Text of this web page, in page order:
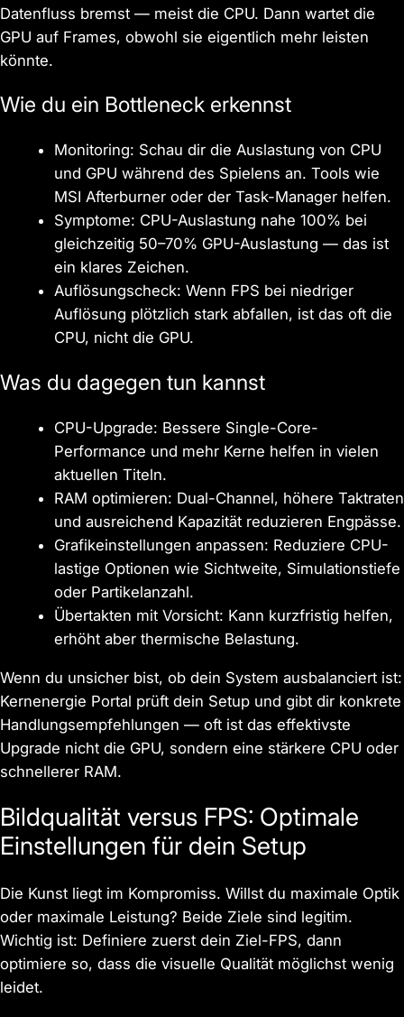
Datenfluss bremst — meist die CPU. Dann wartet die
GPU auf Frames, obwohl sie eigentlich mehr leisten
könnte.
Wie du ein Bottleneck erkennst
Monitoring: Schau dir die Auslastung von CPU
und GPU während des Spielens an. Tools wie
MSI Afterburner oder der Task-Manager helfen.
Symptome: CPU-Auslastung nahe 100% bei
gleichzeitig 50–70% GPU-Auslastung — das ist
ein klares Zeichen.
Auflösungscheck: Wenn FPS bei niedriger
Auflösung plötzlich stark abfallen, ist das oft die
CPU, nicht die GPU.
Was du dagegen tun kannst
CPU-Upgrade: Bessere Single-Core-
Performance und mehr Kerne helfen in vielen
aktuellen Titeln.
RAM optimieren: Dual-Channel, höhere Taktraten
und ausreichend Kapazität reduzieren Engpässe.
Grafikeinstellungen anpassen: Reduziere CPU-
lastige Optionen wie Sichtweite, Simulationstiefe
oder Partikelanzahl.
Übertakten mit Vorsicht: Kann kurzfristig helfen,
erhöht aber thermische Belastung.
Wenn du unsicher bist, ob dein System ausbalanciert ist:
Kernenergie Portal prüft dein Setup und gibt dir konkrete
Handlungsempfehlungen — oft ist das effektivste
Upgrade nicht die GPU, sondern eine stärkere CPU oder
schnellerer RAM.
Bildqualität versus FPS: Optimale
Einstellungen für dein Setup
Die Kunst liegt im Kompromiss. Willst du maximale Optik
oder maximale Leistung? Beide Ziele sind legitim.
Wichtig ist: Definiere zuerst dein Ziel-FPS, dann
optimiere so, dass die visuelle Qualität möglichst wenig
leidet.